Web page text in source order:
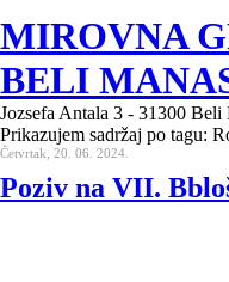
MIROVNA
BELI
Jozsefa Antala 3 - 31300 Beli
Prikazujem sadržaj po tagu:
Četvrtak, 20. 06. 2024.
Poziv na VII.